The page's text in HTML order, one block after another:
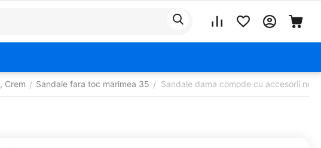
Crem / Sandale fara toc marimea 35 / Sandale dama comode cu accesorii